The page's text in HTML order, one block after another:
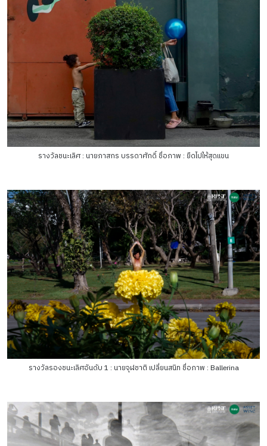
รางวัลชนะเลิศ : นายภาสกร บรรดาศักดิ์ ชื่อภาพ : ยืดไปให้สุดแขน
รางวัลรองชนะเลิศอันดับ 1 : นายจุฬชาติ เปลี่ยนสนิท ชื่อภาพ : Ballerina